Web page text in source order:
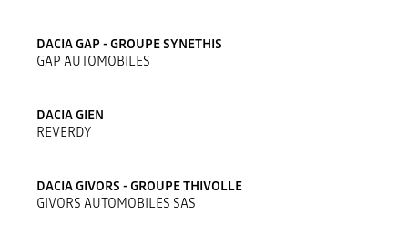
DACIA GAP - GROUPE SYNETHIS
GAP AUTOMOBILES
DACIA GIEN
REVERDY
DACIA GIVORS - GROUPE THIVOLLE
GIVORS AUTOMOBILES SAS